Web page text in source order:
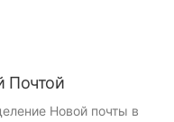
Почтой
Новой почты в